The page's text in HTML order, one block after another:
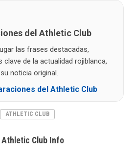
del Athletic Club
las frases destacadas,
de la actualidad rojiblanca,
noticia original.
del Athletic Club
ATHLETIC CLUB
Athletic Club Info